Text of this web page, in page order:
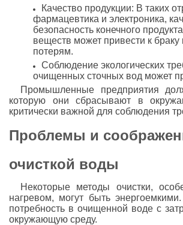
Качество продукции: В таких
фармацевтика и электроника,
безопасность конечного
веществ может привести к
потерям.
Соблюдение экологических
очищенных сточных вод может
Промышленные предприятия
которую они сбрасывают в
критически важной для соблюдения
Проблемы и
очисткой воды
Некоторые методы очистки,
нагревом, могут быть
потребность в очищенной воде с
окружающую среду.